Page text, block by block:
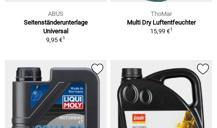
ABUS
Seitenständerunterlage
Universal
9,95 €1
ThoMar
Multi Dry Luftentfeuchter
15,99 €1